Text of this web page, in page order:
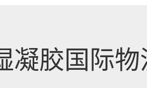
凝胶国际